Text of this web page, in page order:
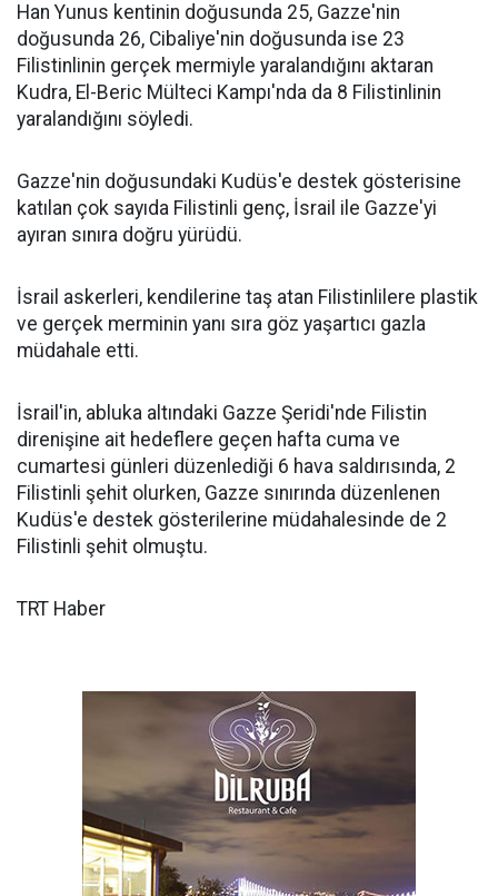
Han Yunus kentinin doğusunda 25, Gazze'nin
doğusunda 26, Cibaliye'nin doğusunda ise 23
Filistinlinin gerçek mermiyle yaralandığını aktaran
Kudra, El-Beric Mülteci Kampı'nda da 8 Filistinlinin
yaralandığını söyledi.
Gazze'nin doğusundaki Kudüs'e destek gösterisine
katılan çok sayıda Filistinli genç, İsrail ile Gazze'yi
ayıran sınıra doğru yürüdü.
İsrail askerleri, kendilerine taş atan Filistinlilere plastik
ve gerçek merminin yanı sıra göz yaşartıcı gazla
müdahale etti.
İsrail'in, abluka altındaki Gazze Şeridi'nde Filistin
direnişine ait hedeflere geçen hafta cuma ve
cumartesi günleri düzenlediği 6 hava saldırısında, 2
Filistinli şehit olurken, Gazze sınırında düzenlenen
Kudüs'e destek gösterilerine müdahalesinde de 2
Filistinli şehit olmuştu.
TRT Haber